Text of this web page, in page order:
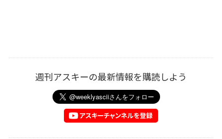
週刊アスキーの最新情報を購読しよう